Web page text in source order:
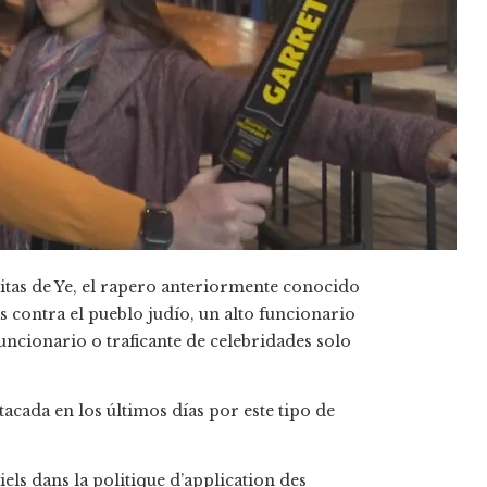
de Ye, el rapero anteriormente conocido
contra el pueblo judío, un alto funcionario
o traficante de celebridades solo
en los últimos días por este tipo de
dans la politique d’application des